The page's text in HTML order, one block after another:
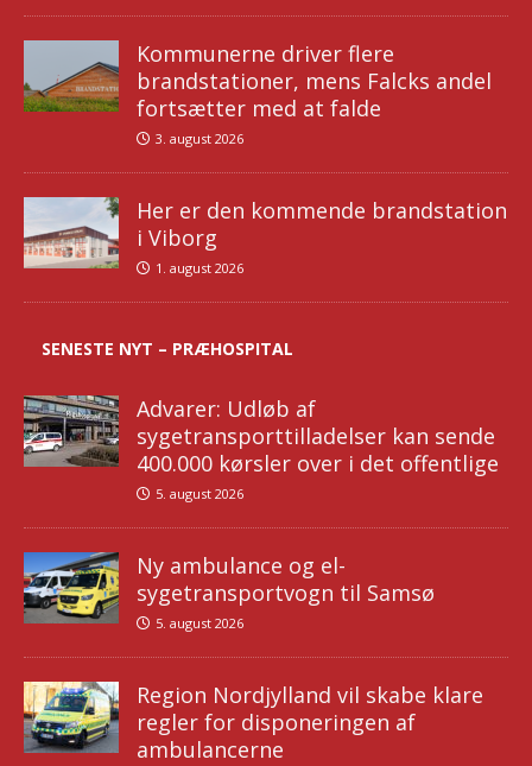
Kommunerne driver flere
brandstationer, mens Falcks andel
fortsætter med at falde
3. august 2026
Her er den kommende brandstation
i Viborg
1. august 2026
SENESTE NYT – PRÆHOSPITAL
Advarer: Udløb af
sygetransporttilladelser kan sende
400.000 kørsler over i det offentlige
5. august 2026
Ny ambulance og el-
sygetransportvogn til Samsø
5. august 2026
Region Nordjylland vil skabe klare
regler for disponeringen af
ambulancerne